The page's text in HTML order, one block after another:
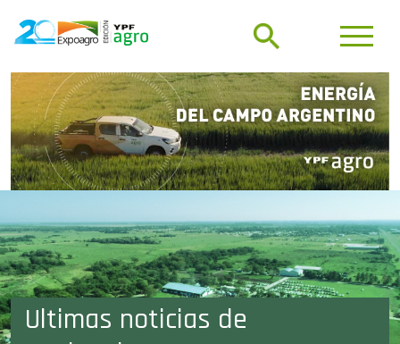
Ultimas noticias de
Nacionales